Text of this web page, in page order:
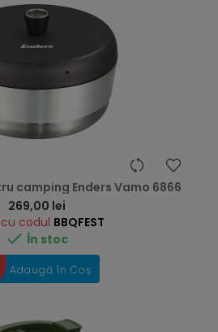
camping Enders Vamo 6866
269,00 lei
cu codul BBQFEST
 În stoc
Adaugă în Coș